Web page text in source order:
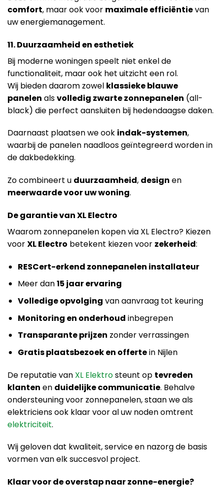
comfort, maar ook voor maximale efficiëntievan
uw energiemanagement.
11. Duurzaamheid en esthetiek
Bij moderne woningen speelt niet enkel de
functionaliteit, maar ook het uitzicht een rol.
Wij bieden daarom zowel klassieke blauwe
panelen alsvolledig zwarte zonnepanelen (all-
black) die perfect aansluiten bij hedendaagse daken.
Daarnaast plaatsen we ook indak-systemen,
waarbij de panelen naadloos geïntegreerd worden in
de dakbedekking.
Zo combineert u duurzaamheid, design en
meerwaarde voor uw woning.
De garantie van XL Electro
Waarom zonnepanelen kopen via XL Electro? Kiezen
voorXL Electro betekent kiezen voor zekerheid:
RESCert-erkend zonnepanelen installateur
Meer dan15 jaar ervaring
Volledige opvolging van aanvraag tot keuring
Monitoring en onderhoud inbegrepen
Transparante prijzen zonder verrassingen
Gratis plaatsbezoek en offertein Nijlen
De reputatie van XL Elektrosteunt op tevreden
klanten en duidelijke communicatie. Behalve
ondersteuning voor zonnepanelen, staan we als
elektriciens ook klaar voor al uw noden omtrent
elektriciteit.
Wij geloven dat kwaliteit, service en nazorg de basis
vormen van elk succesvol project.
Klaar voor de overstap naar zonne-energie?